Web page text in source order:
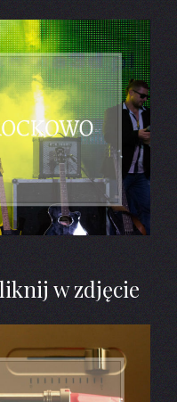
w zdjęcie